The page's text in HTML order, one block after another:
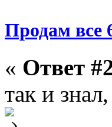
Продам все
« Ответ
так и